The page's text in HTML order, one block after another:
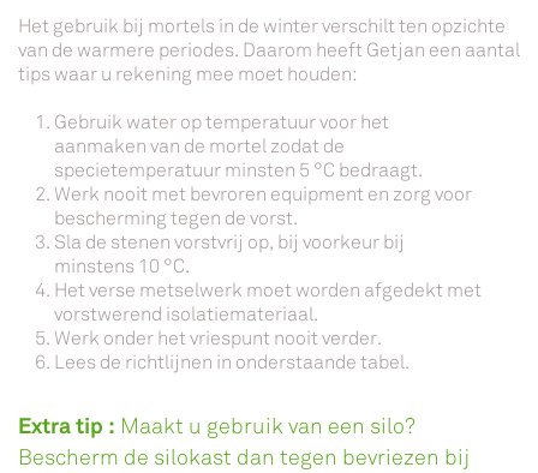
Het gebruik bij mortels in de winter verschilt ten opzichte
van de warmere periodes. Daarom heeft Getjan een aantal
tips waar u rekening mee moet houden:
Gebruik water op temperatuur voor het
aanmaken van de mortel zodat de
specietemperatuur minsten 5 °C bedraagt.
Werk nooit met bevroren equipment en zorg voor
bescherming tegen de vorst.
Sla de stenen vorstvrij op, bij voorkeur bij
minstens 10 °C.
Het verse metselwerk moet worden afgedekt met
vorstwerend isolatiemateriaal.
Werk onder het vriespunt nooit verder.
Lees de richtlijnen in onderstaande tabel.
Extra tip : Maakt u gebruik van een silo?
Bescherm de silokast dan tegen bevriezen bij